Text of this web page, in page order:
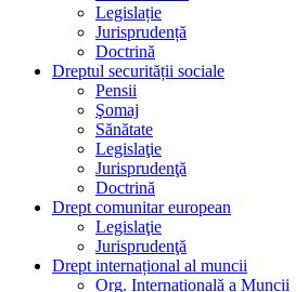
Legislație
Jurisprudență
Doctrină
Dreptul securității sociale
Pensii
Şomaj
Sănătate
Legislaţie
Jurisprudenţă
Doctrină
Drept comunitar european
Legislaţie
Jurisprudenţă
Drept internațional al muncii
Org. Internațională a Muncii